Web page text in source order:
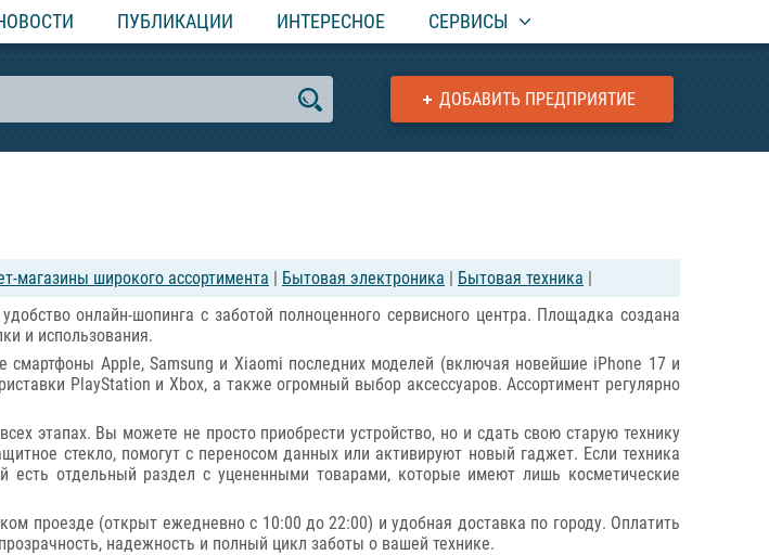
ПУБЛИКАЦИИ ИНТЕРЕСНОЕ СЕРВИСЫ
ДОБАВИТЬ ПРЕДПРИЯТИЕ
магазины широкого ассортимента | Бытовая электроника | Бытовая техника |
онлайн-шопинга с заботой полноценного сервисного центра. Площадка создана
и использования.
Apple, Samsung и Xiaomi последних моделей (включая новейшие iPhone 17 и
PlayStation и Xbox, а также огромный выбор аксессуаров. Ассортимент регулярно
этапах. Вы можете не просто приобрести устройство, но и сдать свою старую технику
стекло, помогут с переносом данных или активируют новый гаджет. Если техника
отдельный раздел с уцененными товарами, которые имеют лишь косметические
проезде (открыт ежедневно с 10:00 до 22:00) и удобная доставка по городу. Оплатить
надежность и полный цикл заботы о вашей технике.